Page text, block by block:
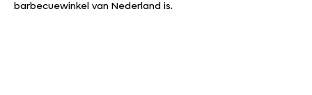
barbecuewinkel van Nederland is.